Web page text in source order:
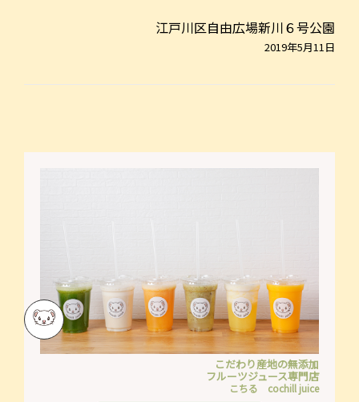
江戸川区自由広場新川６号公園
2019年5月11日
こだわり産地の無添加
フルーツジュース専門店
こちる cochill juice